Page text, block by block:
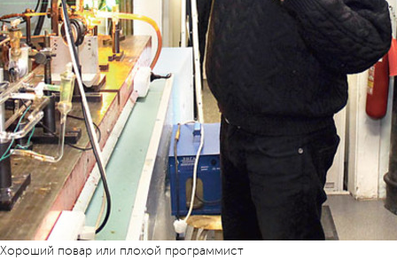
Хороший повар или плохой программист